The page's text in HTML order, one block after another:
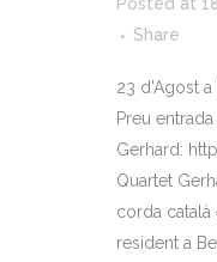
Share
23 d'Agost a
Preu
Gerhard:
Quartet
corda català
resident a